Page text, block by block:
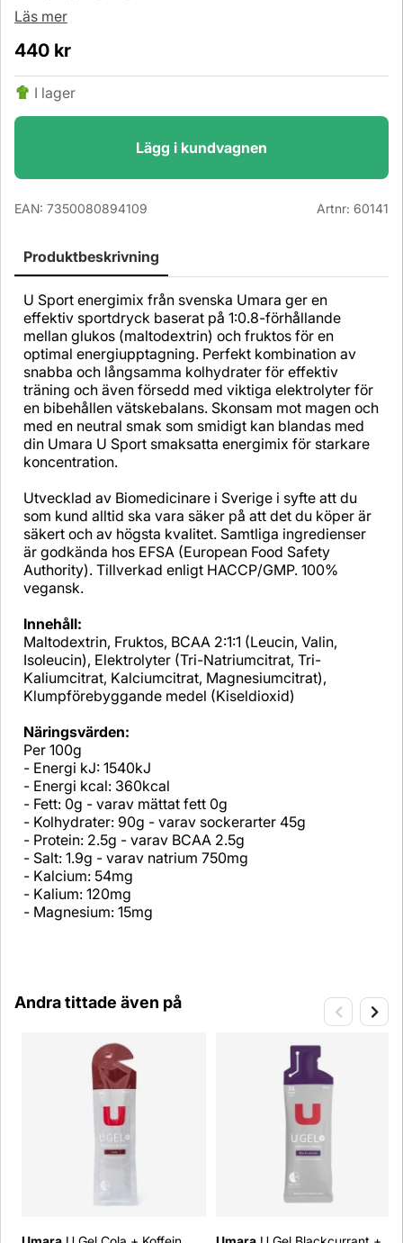
Läs mer
440 kr
I lager
Lägg i kundvagnen
EAN: 7350080894109 Artnr: 60141
Produktbeskrivning
U Sport energimix från svenska Umara ger en
effektiv sportdryck baserat på 1:0.8-förhållande
mellan glukos (maltodextrin) och fruktos för en
optimal energiupptagning. Perfekt kombination av
snabba och långsamma kolhydrater för effektiv
träning och även försedd med viktiga elektrolyter för
en bibehållen vätskebalans. Skonsam mot magen och
med en neutral smak som smidigt kan blandas med
din Umara U Sport smaksatta energimix för starkare
koncentration.
Utvecklad av Biomedicinare i Sverige i syfte att du
som kund alltid ska vara säker på att det du köper är
säkert och av högsta kvalitet. Samtliga ingredienser
är godkända hos EFSA (European Food Safety
Authority). Tillverkad enligt HACCP/GMP. 100%
vegansk.
Innehåll:
Maltodextrin, Fruktos, BCAA 2:1:1 (Leucin, Valin,
Isoleucin), Elektrolyter (Tri-Natriumcitrat, Tri-
Kaliumcitrat, Kalciumcitrat, Magnesiumcitrat),
Klumpförebyggande medel (Kiseldioxid)
Näringsvärden:
Per 100g
- Energi kJ: 1540kJ
- Energi kcal: 360kcal
- Fett: 0g - varav mättat fett 0g
- Kolhydrater: 90g - varav sockerarter 45g
- Protein: 2.5g - varav BCAA 2.5g
- Salt: 1.9g - varav natrium 750mg
- Kalcium: 54mg
- Kalium: 120mg
- Magnesium: 15mg
Andra tittade även på